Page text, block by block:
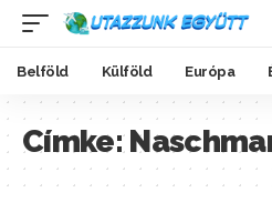
Belföld Külföld Európa
Címke: